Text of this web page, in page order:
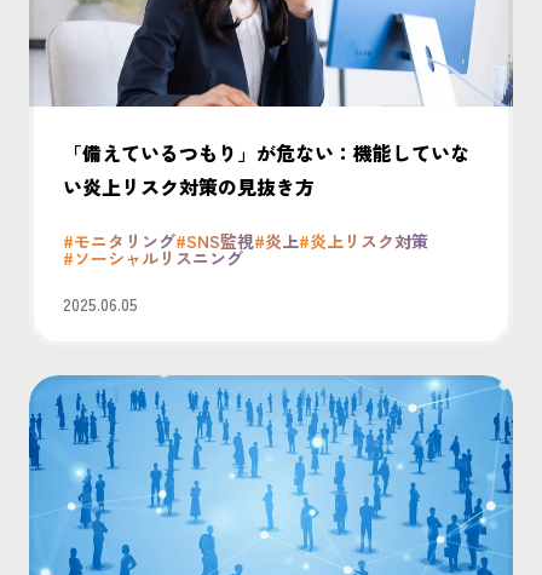
「備えているつもり」が危ない：機能していな
い炎上リスク対策の見抜き方
#モニタリング#SNS監視#炎上#炎上リスク対策
#ソーシャルリスニング
2025.06.05